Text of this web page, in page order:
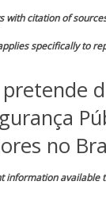
citation of
specifically to
pretende
no
information